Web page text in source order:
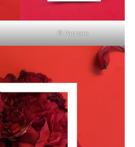
© Pantone